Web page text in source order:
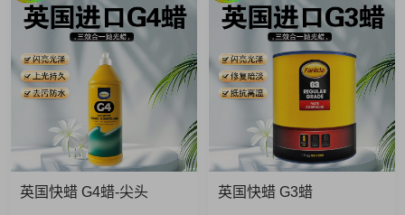
英国快蜡 G4蜡-尖头 英国快蜡 G3蜡